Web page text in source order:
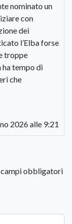
nominato un
con
dei
l’Elba forse
troppe
ha tempo di
che
2026 alle 9:21
obbligatori